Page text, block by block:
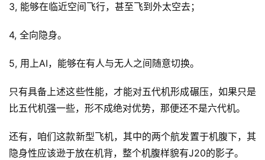
3, 能够在临近空间飞行，甚至飞到外太空去；
4, 全向隐身。
5, 用上AI，能够在有人与无人之间随意切换。
只有具备上述这些性能，才能对五代机形成碾压，如果只是
比五代机强一些，形不成绝对优势，那便还不是六代机。
还有，咱们这款新型飞机，其中的两个航发置于机腹下，其
隐身性应该逊于放在机背，整个机腹样貌有J20的影子。